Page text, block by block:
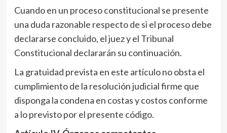
Cuando en un proceso constitucional se presente
una duda razonable respecto de si el proceso debe
declararse concluido, el juez y el Tribunal
Constitucional declararán su continuación.
La gratuidad prevista en este artículo no obsta el
cumplimiento de la resolución judicial firme que
disponga la condena en costas y costos conforme
a lo previsto por el presente código.